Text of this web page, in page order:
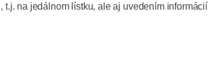
na jedálnom lístku, ale aj uvedením informácií